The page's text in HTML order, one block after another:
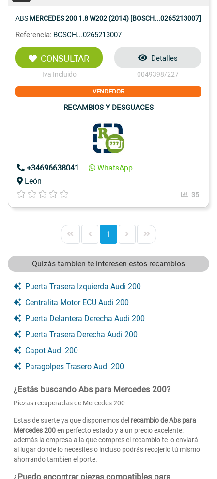
ABS MERCEDES 200 1.8 W202 (2014) [BOSCH...0265213007]
Referencia: BOSCH...0265213007
CONSULTAR
Iva Incluido
Detalles
0049398/227
VENDEDOR
RECAMBIOS Y DESGUACES
+34696638041
WhatsApp
León
35
1
Quizás tambien te interesen estos recambios
Puerta Trasera Izquierda Audi 200
Centralita Motor ECU Audi 200
Puerta Delantera Derecha Audi 200
Puerta Trasera Derecha Audi 200
Capot Audi 200
Paragolpes Trasero Audi 200
¿Estás buscando Abs para Mercedes 200?
Piezas recuperadas de Mercedes 200
Estas de suerte ya que disponemos del recambio de Abs para
Mercedes 200en perfecto estado y a un precio excelente;
además la empresa a la que compres el recambio te lo enviará
al lugar donde lo necesites o incluso podrás recojerlo tú mismo
ahorrando tambien el porte.
¿Puedo encontrar piezas compatibles para